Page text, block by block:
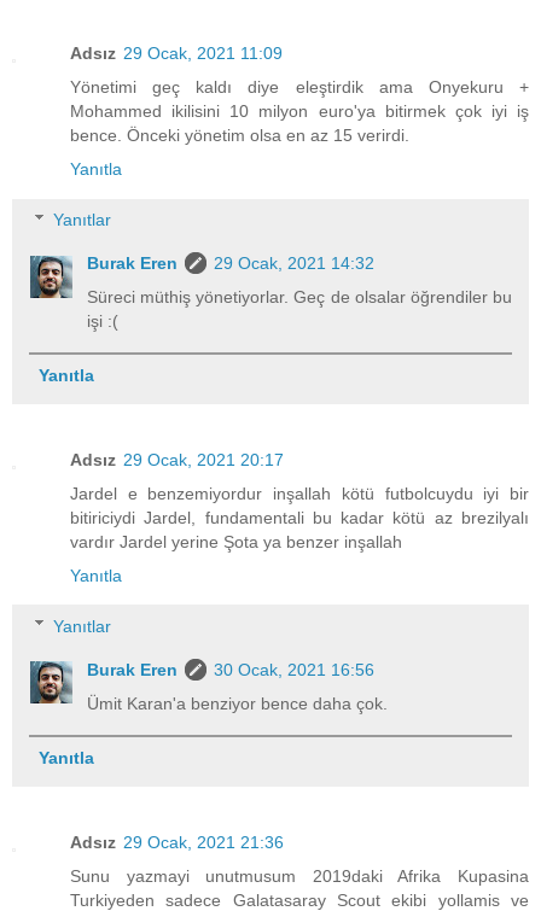
Adsız 29 Ocak, 2021 11:09
Yönetimi geç kaldı diye eleştirdik ama Onyekuru +
Mohammed ikilisini 10 milyon euro'ya bitirmek çok iyi iş
bence. Önceki yönetim olsa en az 15 verirdi.
Yanıtla
Yanıtlar
Burak Eren
29 Ocak, 2021 14:32
Süreci müthiş yönetiyorlar. Geç de olsalar öğrendiler bu
işi :(
Yanıtla
Adsız 29 Ocak, 2021 20:17
Jardel e benzemiyordur inşallah kötü futbolcuydu iyi bir
bitiriciydi Jardel, fundamentali bu kadar kötü az brezilyalı
vardır Jardel yerine Şota ya benzer inşallah
Yanıtla
Yanıtlar
Burak Eren
30 Ocak, 2021 16:56
Ümit Karan'a benziyor bence daha çok.
Yanıtla
Adsız 29 Ocak, 2021 21:36
Sunu yazmayi unutmusum 2019daki Afrika Kupasina
Turkiyeden sadece Galatasaray Scout ekibi yollamis ve